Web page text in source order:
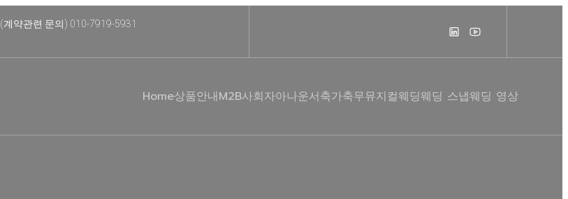
(계약관련 문의) 010-7919-5931
Home상품안내M2B사회자아나운서축가축무뮤지컬웨딩웨딩 스냅웨딩 영상